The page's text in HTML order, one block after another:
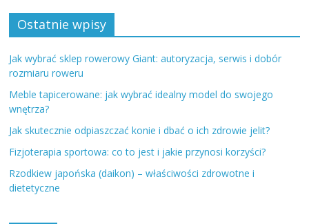
Ostatnie wpisy
Jak wybrać sklep rowerowy Giant: autoryzacja, serwis i dobór
rozmiaru roweru
Meble tapicerowane: jak wybrać idealny model do swojego
wnętrza?
Jak skutecznie odpiaszczać konie i dbać o ich zdrowie jelit?
Fizjoterapia sportowa: co to jest i jakie przynosi korzyści?
Rzodkiew japońska (daikon) – właściwości zdrowotne i
dietetyczne